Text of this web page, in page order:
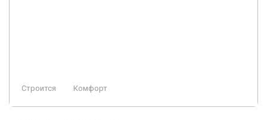
Строится Комфорт